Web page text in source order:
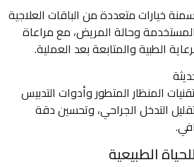
خيارات متعددة من الباقات العلاجية
وحالة المريض، مع مراعاة
الطبية والمتابعة بعد العملية.
المنظار المتطور وأدوات التدبيس
التدخل الجراحي، وتحسين دقة